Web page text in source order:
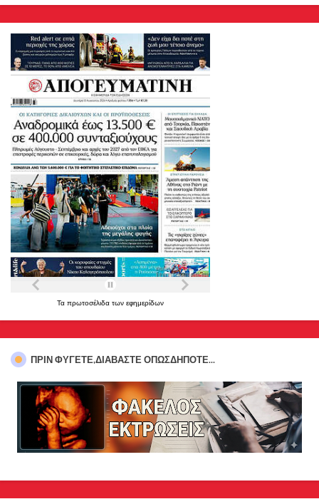
Τα πρωτοσέλιδα των εφημερίδων
ΠΡΊΝ ΦΎΓΕΤΕ,ΔΙΑΒΆΣΤΕ ΟΠΩΣΔΉΠΟΤΕ...